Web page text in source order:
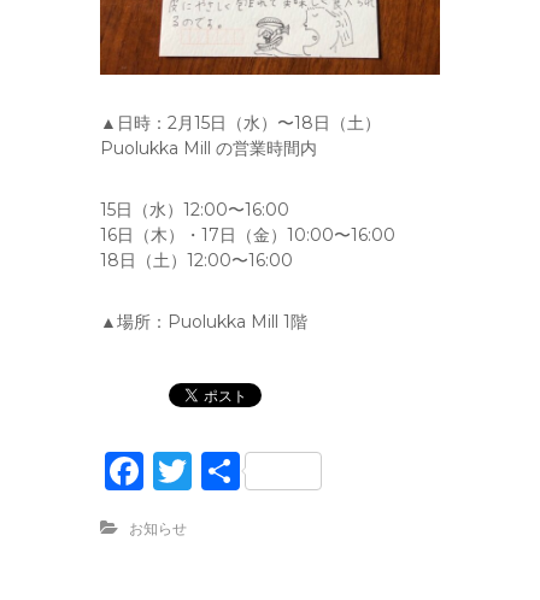
▲日時：2月15日（水）〜18日（土）
Puolukka Mill の営業時間内
15日（水）12:00〜16:00
16日（木）・17日（金）10:00〜16:00
18日（土）12:00〜16:00
▲場所：Puolukka Mill 1階
F
a
c
T 共
お知らせ